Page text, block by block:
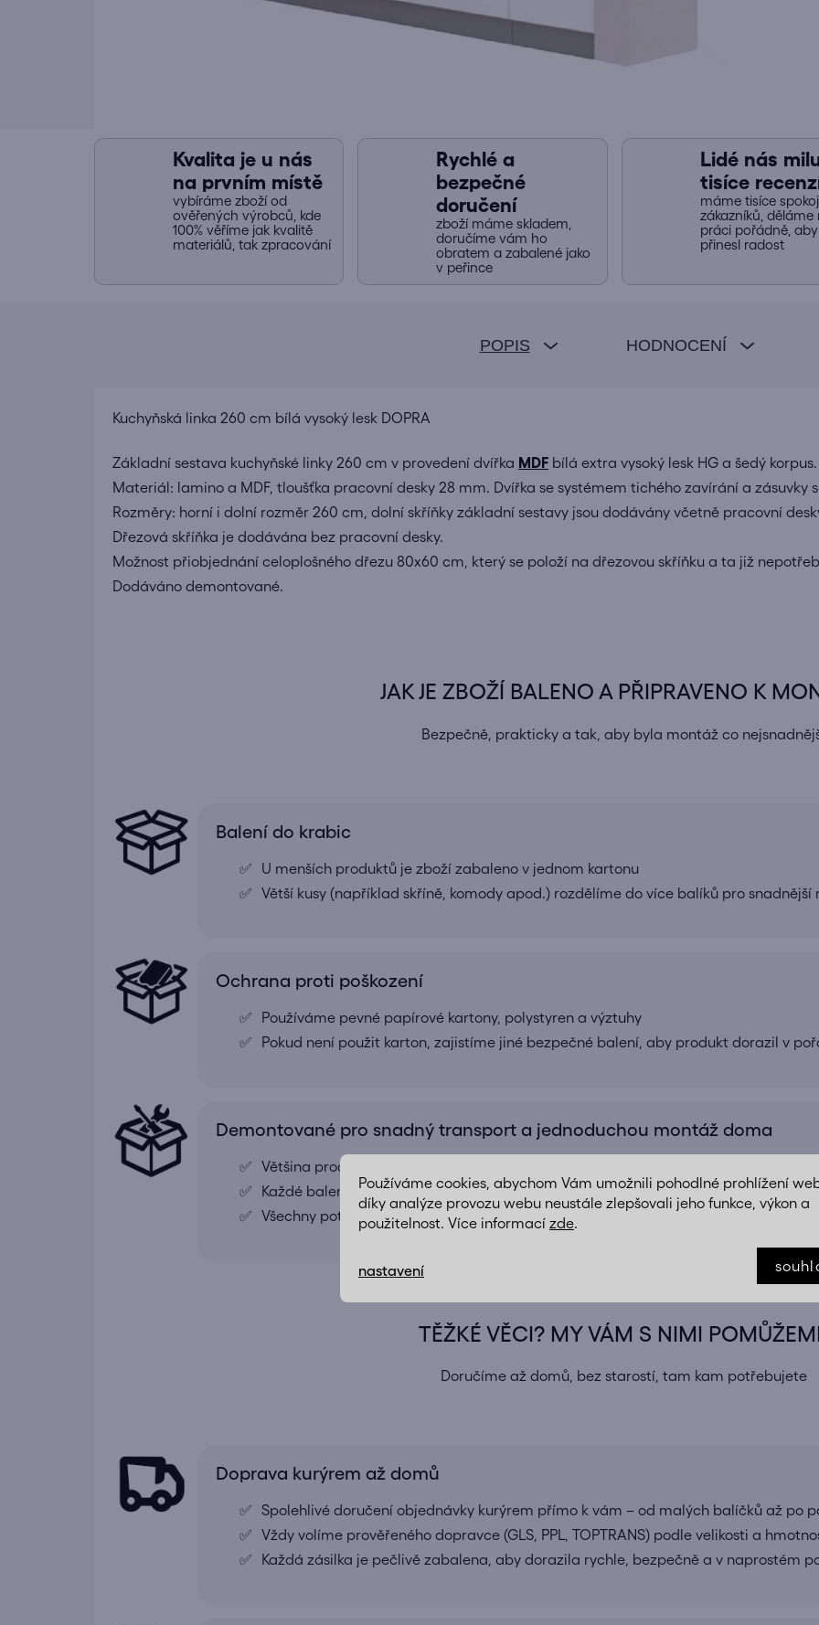
Používáme cookies, abychom Vám umožnili pohodlné prohlížení
díky analýze provozu webu neustále zlepšovali jeho funkce, výkon a
použitelnost. Více informací zde.
nastavení
Kvalita je u nás
na prvním místě
vybíráme zboží od
ověřených výrobců, kde
100% věříme jak kvalitě
materiálů, tak zpracování
Rychlé a
bezpečné
doručení
zboží máme skladem,
doručíme vám ho
obratem a zabalené jako
v peřince
Lidé nás
tisíce
máme tisíce
zákazníků, děláme
práci pořádně,
přinesl radost
POPIS HODNOCENÍ
Kuchyňská linka 260 cm bílá vysoký lesk DOPRA
Základní sestava kuchyňské linky 260 cm v provedení dvířka MDF bílá extra vysoký lesk HG a šedý korpus.
Materiál: lamino a MDF, tloušťka pracovní desky 28 mm. Dvířka se systémem tichého zavírání a zásuvky
Rozměry: horní i dolní rozměr 260 cm, dolní skříňky základní sestavy jsou dodávány včetně pracovní
Dřezová skříňka je dodávána bez pracovní desky.
Možnost přiobjednání celoplošného dřezu 80x60 cm, který se položí na dřezovou skříňku a ta již
Dodáváno demontované.
JAK JE ZBOŽÍ BALENO A PŘIPRAVENO K
Bezpečně, prakticky a tak, aby byla montáž co
Balení do krabic
U menších produktů je zboží zabaleno v jednom kartonu
Větší kusy (například skříně, komody apod.) rozdělíme do více balíků pro snadnější
Ochrana proti poškození
Používáme pevné papírové kartony, polystyren a výztuhy
Pokud není použit karton, zajistíme jiné bezpečné balení, aby produkt dorazil v
Demontované pro snadný transport a jednoduchou montáž doma
Většina produktů je dodávána v demontovaném stavu
Každé balení obsahuje přehledný montážní návod srozumitelně popsaný krok za
Všechny potřebné díly a komponenty jsou součástí balení, aby byla montáž
TĚŽKÉ VĚCI? MY VÁM S NIMI
Doručíme až domů, bez starostí, tam kam potřebujete
Doprava kurýrem až domů
Spolehlivé doručení objednávky kurýrem přímo k vám – od malých balíčků až po
Vždy volíme prověřeného dopravce (GLS, PPL, TOPTRANS) podle velikosti a
Každá zásilka je pečlivě zabalena, aby dorazila rychle, bezpečně a v naprostém